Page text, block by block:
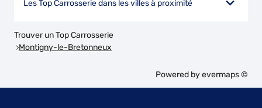
Les Top Carrosserie dans les villes à proximité
Trouver un Top Carrosserie
Montigny-le-Bretonneux
Powered byevermaps ©